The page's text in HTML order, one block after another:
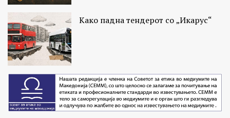
Како падна тендерот со „Икарус“